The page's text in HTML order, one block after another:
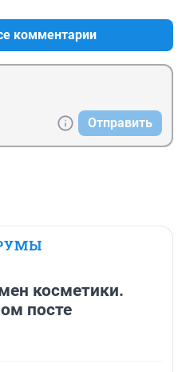
комментарии
Отправить
косметики.
посте